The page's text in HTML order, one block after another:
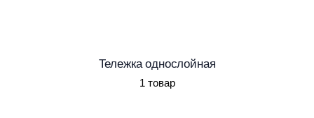
Тележка однослойная
1 товар